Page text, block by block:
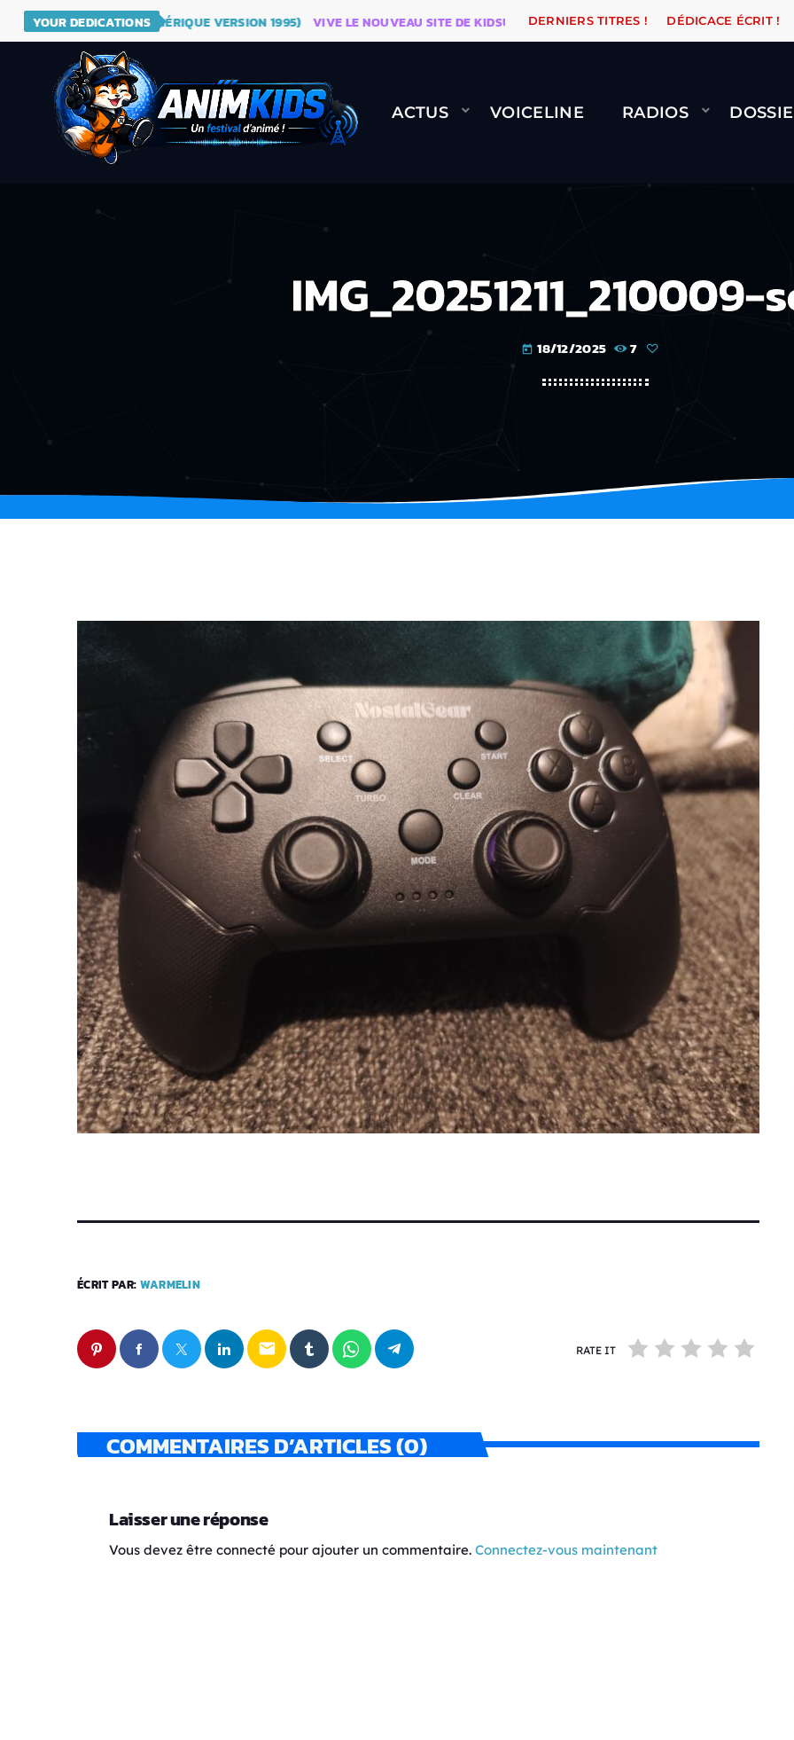
YOUR DEDICATIONS
BALL (GÉNÉRIQUE VERSION 1995) VIVE LE NOUVEAU SITE DE KIDSUNE WARÉTRO ORANGE ROAD QUI
DERNIERS TITRES ! DÉDICACE ÉCRIT !
ACTUS VOICELINE RADIOS
IMG_20251211_210009-
today 18/12/2025 7
ÉCRIT PAR: WARMELIN
email RATE IT
COMMENTAIRES D’ARTICLES (0)
Laisser une réponse
Vous devez être connecté pour ajouter un commentaire. Connectez-vous maintenant